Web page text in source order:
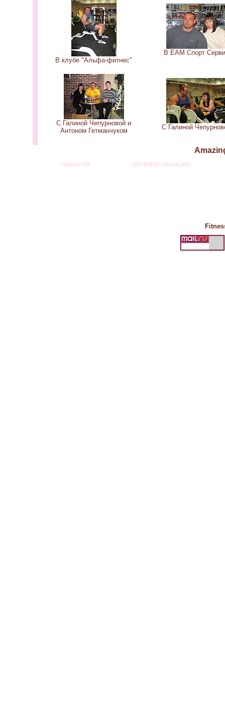
В клубе "Альфа-фитнес"
В ЕАМ Спорт
С Галиной Чепурновой и
Антоном Гетманчуком
С Галиной
НОВОСТИ ИНТЕРНЕТ-МАГАЗИН